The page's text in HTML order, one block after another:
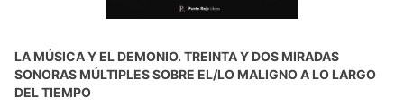
LA MÚSICA Y EL DEMONIO. TREINTA Y DOS MIRADAS
SONORAS MÚLTIPLES SOBRE EL/LO MALIGNO A LO LARGO
DEL TIEMPO